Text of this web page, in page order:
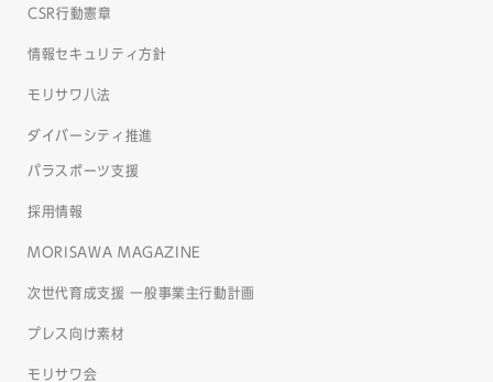
CSR行動憲章
情報セキュリティ方針
モリサワ八法
ダイバーシティ推進
パラスポーツ支援
採用情報
MORISAWA MAGAZINE
次世代育成支援 一般事業主行動計画
プレス向け素材
モリサワ会